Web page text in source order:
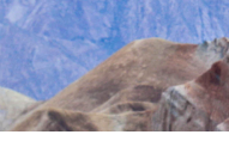
发展简史
组织机构
师资力量